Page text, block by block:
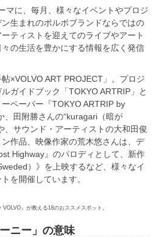
マに、毎月、様々なイベントやプロジ
生まれのボルボブランドならではの
ティストを迎えてのライブやアート
の生活を豊かにする情報を広く発信
×VOLVO ART PROJECT」。プロジ
ガイドブック「TOKYO ARTRIP」と
ペーパー『TOKYO ARTRIP by
、田附勝さんの“kuragari（暗が
、サウンド・アーティストの大和田俊
作品、映像作家の荒木悠さんは、デ
Highway』のパロディとして、新作
）》を上映するなど、様々なイ
を開催しています。
』が教える18のおススメスポット。
ニー」の意味